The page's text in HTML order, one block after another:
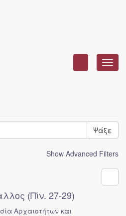
Ψάξε
Show Advanced Filters
(Πίν. 27-29)
Αρχαιοτήτων και